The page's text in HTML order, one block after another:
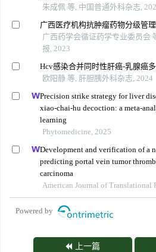
朱成佩 等, 中国普通外科杂志,
广西医疗机构抗肿瘤药物分级管
广西药学会循证药学专业委员会
报, 2023
Hcv感染合并同时性肝癌-乳腺癌
欧阳静 等, 肝胆胰外科杂志, 2024
Precision strike strategy for liver
xiao-chai-hu decoction: a meta-
learning
Phytomedicine, 2025
Development and verification of a
predicting portal vein tumor
carcinoma
American Journal of Translational
Powered by
上一篇